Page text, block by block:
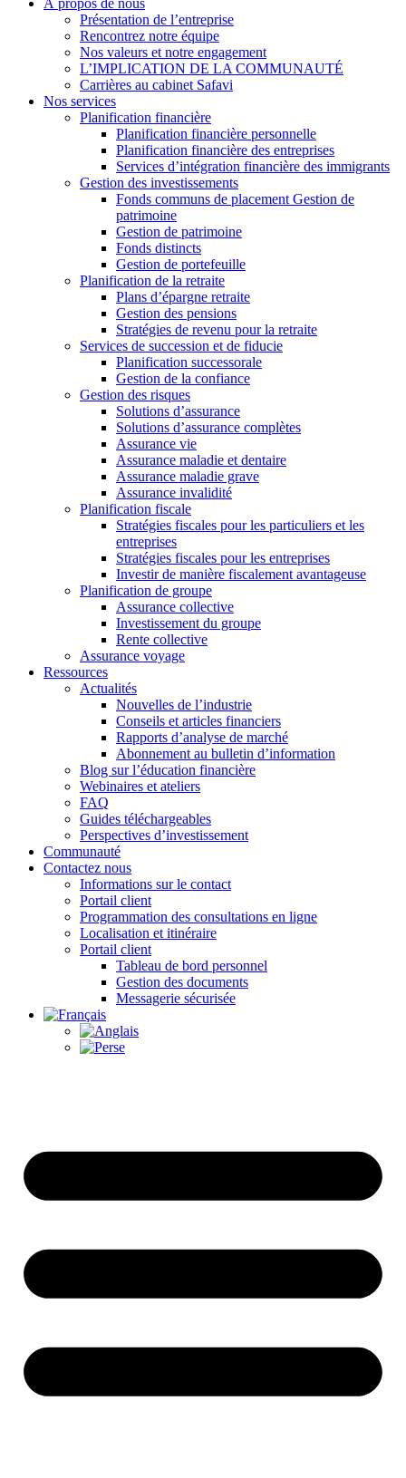
Présentation de l’entreprise
Rencontrez notre équipe
Nos valeurs et notre engagement
L’IMPLICATION DE LA COMMUNAUTÉ
Carrières au cabinet Safavi
Nos services
Planification financière
Planification financière personnelle
Planification financière des entreprises
Services d’intégration financière des immigrants
Gestion des investissements
Fonds communs de placement Gestion de
patrimoine
Gestion de patrimoine
Fonds distincts
Gestion de portefeuille
Planification de la retraite
Plans d’épargne retraite
Gestion des pensions
Stratégies de revenu pour la retraite
Services de succession et de fiducie
Planification successorale
Gestion de la confiance
Gestion des risques
Solutions d’assurance
Solutions d’assurance complètes
Assurance vie
Assurance maladie et dentaire
Assurance maladie grave
Assurance invalidité
Planification fiscale
Stratégies fiscales pour les particuliers et les
entreprises
Stratégies fiscales pour les entreprises
Investir de manière fiscalement avantageuse
Planification de groupe
Assurance collective
Investissement du groupe
Rente collective
Assurance voyage
Ressources
Actualités
Nouvelles de l’industrie
Conseils et articles financiers
Rapports d’analyse de marché
Abonnement au bulletin d’information
Blog sur l’éducation financière
Webinaires et ateliers
FAQ
Guides téléchargeables
Perspectives d’investissement
Communauté
Contactez nous
Informations sur le contact
Portail client
Programmation des consultations en ligne
Localisation et itinéraire
Portail client
Tableau de bord personnel
Gestion des documents
Messagerie sécurisée